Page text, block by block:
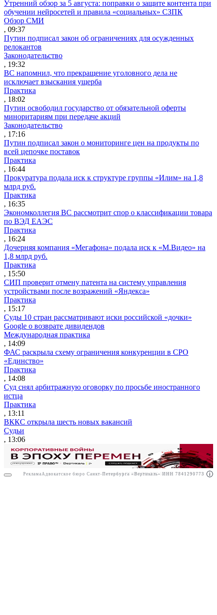
РекламаАО"ПРАВО.РУ" ИНН: 7708095468
Утренний обзор за 5 августа: поправки о защите контента при
обучении нейросетей и правила «социальных» СЗПК
Обзор СМИ
, 09:37
Путин подписал закон об ограничениях для осужденных
релокантов
Законодательство
, 19:32
ВС напомнил, что прекращение уголовного дела не
исключает взыскания ущерба
Практика
, 18:02
Путин освободил государство от обязательной оферты
миноритариям при передаче акций
Законодательство
, 17:16
Путин подписал закон о мониторинге цен на продукты по
всей цепочке поставок
Практика
, 16:44
Прокуратура подала иск к структуре группы «Илим» на 1,8
млрд руб.
Практика
, 16:35
Экономколлегия ВС рассмотрит спор о классификации товара
по ВЭД ЕАЭС
Практика
, 16:24
Дочерняя компания «Мегафона» подала иск к «М.Видео» на
1,8 млрд руб.
Практика
, 15:50
СИП проверит отмену патента на систему управления
устройствами после возражений «Яндекса»
Практика
, 15:17
Суды 10 стран рассматривают иски российской «дочки»
Google о возврате дивидендов
Международная практика
, 14:09
ФАС раскрыла схему ограничения конкуренции в СРО
«Единство»
Практика
, 14:08
Суд снял арбитражную оговорку по просьбе иностранного
истца
Практика
, 13:11
ВККС открыла шесть новых вакансий
Судьи
, 13:06
Реклама Адвокатское бюро Санкт-Петербурга «Вертикаль» ИНН 7841290773